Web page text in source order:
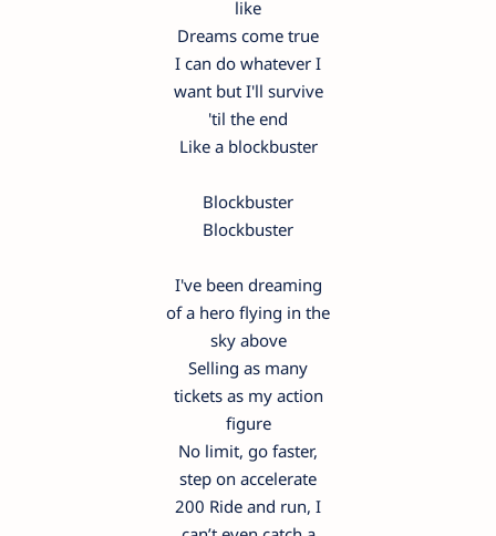
like
Dreams come true
I can do whatever I
want but I'll survive
'til the end
Like a blockbuster
Blockbuster
Blockbuster
I've been dreaming
of a hero flying in the
sky above
Selling as many
tickets as my action
figure
No limit, go faster,
step on accelerate
200 Ride and run, I